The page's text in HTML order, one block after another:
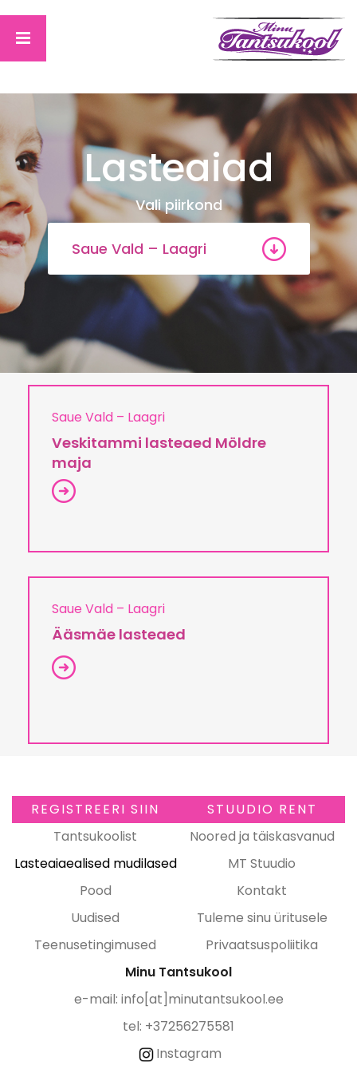
Lasteaiad
Vali piirkond
Saue Vald – Laagri
Saue Vald – Laagri
Veskitammi lasteaed Möldre
maja
Saue Vald – Laagri
Ääsmäe lasteaed
REGISTREERI SIIN
STUUDIO RENT
Tantsukoolist
Noored ja täiskasvanud
Lasteaiaealised mudilased
MT Stuudio
Pood
Kontakt
Uudised
Tuleme sinu üritusele
Teenusetingimused
Privaatsuspoliitika
Minu Tantsukool
e-mail: info[at]minutantsukool.ee
tel: +37256275581
Instagram